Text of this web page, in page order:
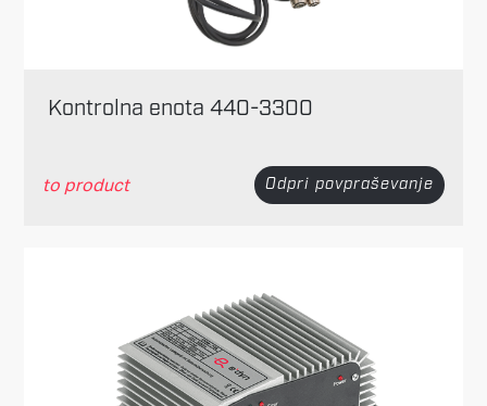
Kontrolna enota 440-3300
to product Odpri povpraševanje